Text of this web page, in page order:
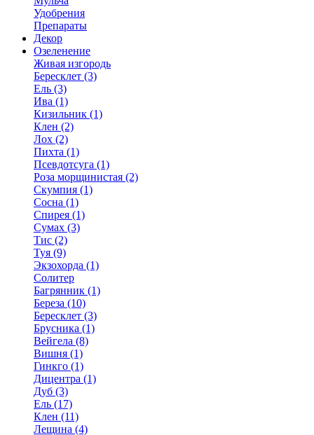
Удобрения
Препараты
Декор
Озеленение
Живая изгородь
Бересклет (3)
Ель (3)
Ива (1)
Кизильник (1)
Клен (2)
Лох (2)
Пихта (1)
Псевдотсуга (1)
Роза морщинистая (2)
Скумпия (1)
Сосна (1)
Спирея (1)
Сумах (3)
Тис (2)
Туя (9)
Экзохорда (1)
Солитер
Багрянник (1)
Береза (10)
Бересклет (3)
Брусника (1)
Вейгела (8)
Вишня (1)
Гинкго (1)
Дицентра (1)
Дуб (3)
Ель (17)
Клен (11)
Лещина (4)